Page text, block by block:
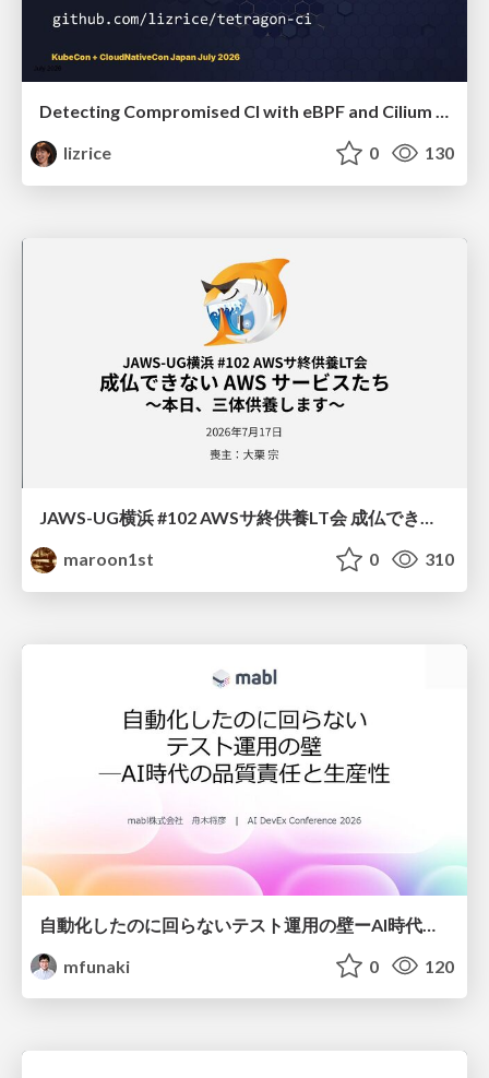
lizrice
0 130
JAWS-UG横浜 #102 AWSサ終供養LT会 成仏できない AWS サービスたち 〜本日、三体供養します〜
maroon1st
0 310
mfunaki
0 120